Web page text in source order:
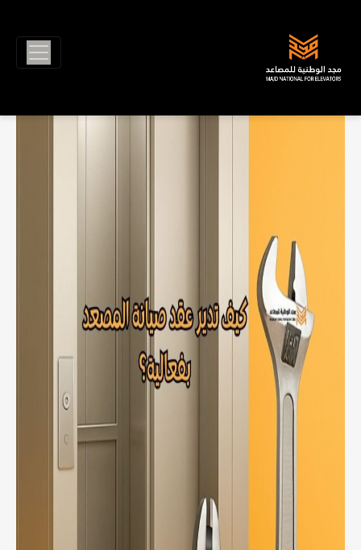
دليل المالكين الجدد: كيف تدير عقد صيانة
المصعد بفعالية؟